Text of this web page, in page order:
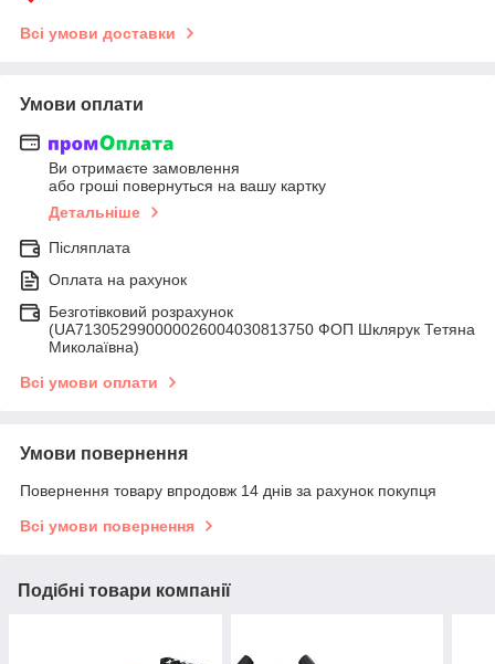
Всі умови доставки
Умови оплати
Ви отримаєте замовлення
або гроші повернуться на вашу картку
Детальніше
Післяплата
Оплата на рахунок
Безготівковий розрахунок
(UA713052990000026004030813750 ФОП Шклярук Тетяна
Миколаївна)
Всі умови оплати
Умови повернення
Повернення товару впродовж 14 днів за рахунок покупця
Всі умови повернення
Подібні товари компанії